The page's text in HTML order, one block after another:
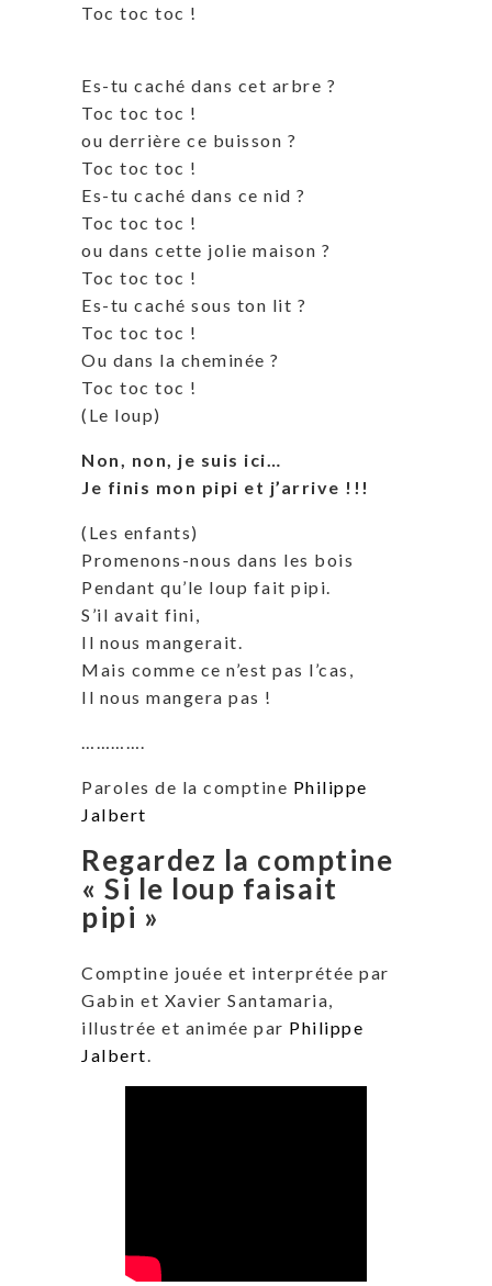
Toc toc toc !
Es-tu caché dans cet arbre ?
Toc toc toc !
ou derrière ce buisson ?
Toc toc toc !
Es-tu caché dans ce nid ?
Toc toc toc !
ou dans cette jolie maison ?
Toc toc toc !
Es-tu caché sous ton lit ?
Toc toc toc !
Ou dans la cheminée ?
Toc toc toc !
(Le loup)
Non, non, je suis ici…
Je finis mon pipi et j’arrive !!!
(Les enfants)
Promenons-nous dans les bois
Pendant qu’le loup fait pipi.
S’il avait fini,
Il nous mangerait.
Mais comme ce n’est pas l’cas,
Il nous mangera pas !
Paroles de la comptine Philippe
Jalbert
Regardez la comptine
« Si le loup faisait
pipi »
Comptine jouée et interprétée par
Gabin et Xavier Santamaria,
illustrée et animée par Philippe
Jalbert